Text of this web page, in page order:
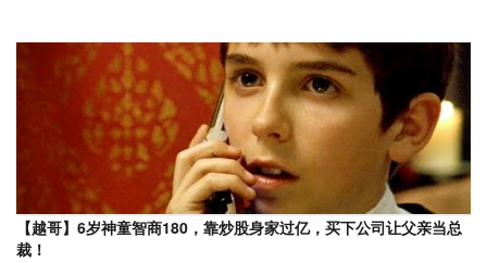
【越哥】6岁神童智商180，靠炒股身家过亿，买下公司让父亲当总
裁！